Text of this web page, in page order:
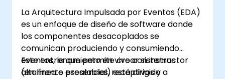
La Arquitectura Impulsada por Eventos (EDA)
es un enfoque de diseño de software donde
los componentes desacoplados se
comunican produciendo y consumiendo
eventos, lo que permite crear sistemas
altamente escalables, receptivos y
Este entrenamiento en vivo con instructor
(en línea o presencial) está dirigido a